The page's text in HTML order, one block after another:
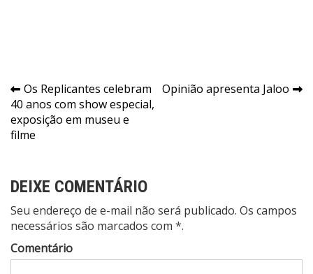
Navegação
de
Post
Os Replicantes celebram
40 anos com show especial,
exposição em museu e
filme
Opinião apresenta Jaloo
DEIXE COMENTÁRIO
Seu endereço de e-mail não será publicado. Os campos
necessários são marcados com *.
Comentário